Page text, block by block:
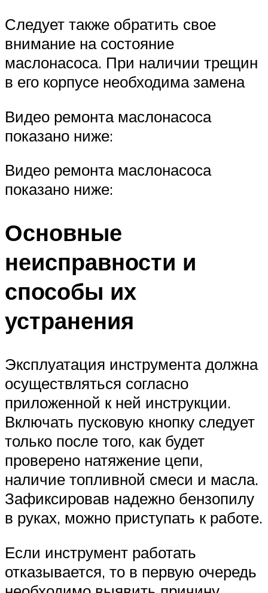
Следует также обратить свое
внимание на состояние
маслонасоса. При наличии трещин
в его корпусе необходима замена
Видео ремонта маслонасоса
показано ниже:
Видео ремонта маслонасоса
показано ниже:
Основные
неисправности и
способы их
устранения
Эксплуатация инструмента должна
осуществляться согласно
приложенной к ней инструкции.
Включать пусковую кнопку следует
только после того, как будет
проверено натяжение цепи,
наличие топливной смеси и масла.
Зафиксировав надежно бензопилу
в руках, можно приступать к работе.
Если инструмент работать
отказывается, то в первую очередь